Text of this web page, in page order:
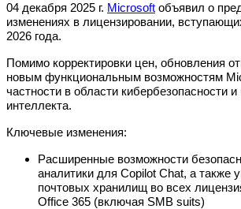
04 декабря 2025 г. Microsoft объявил о
изменениях в лицензировании,
2026 года.
Помимо корректировки цен, обновления
новым функциональным возможностям
частности в области кибербезопасности и
интеллекта.
Ключевые изменения:
Расширенные возможности
аналитики для Copilot Chat, а также
почтовых хранилищ во всех
Office 365 (включая SMB suits)